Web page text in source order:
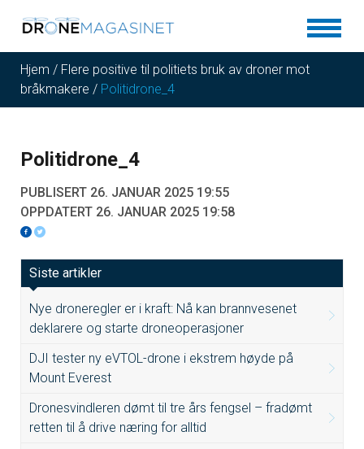
Hjem / Flere positive til politiets bruk av droner mot
bråkmakere / Politidrone_4
Politidrone_4
PUBLISERT 26. JANUAR 2025 19:55
OPPDATERT 26. JANUAR 2025 19:58
Siste artikler
Nye droneregler er i kraft: Nå kan brannvesenet
deklarere og starte droneoperasjoner
DJI tester ny eVTOL-drone i ekstrem høyde på
Mount Everest
Dronesvindleren dømt til tre års fengsel – fradømt
retten til å drive næring for alltid